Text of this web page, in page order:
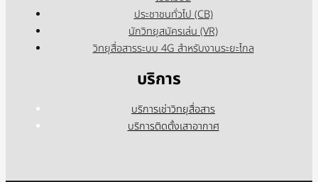
ประชาชนทั่วไป (CB)
นักวิทยุสมัครเล่น (VR)
วิทยุสื่อสารระบบ 4G สำหรับงานระยะไกล
บริการ
บริการเช่าวิทยุสื่อสาร
บริการติดตั้งเสาอากาศ